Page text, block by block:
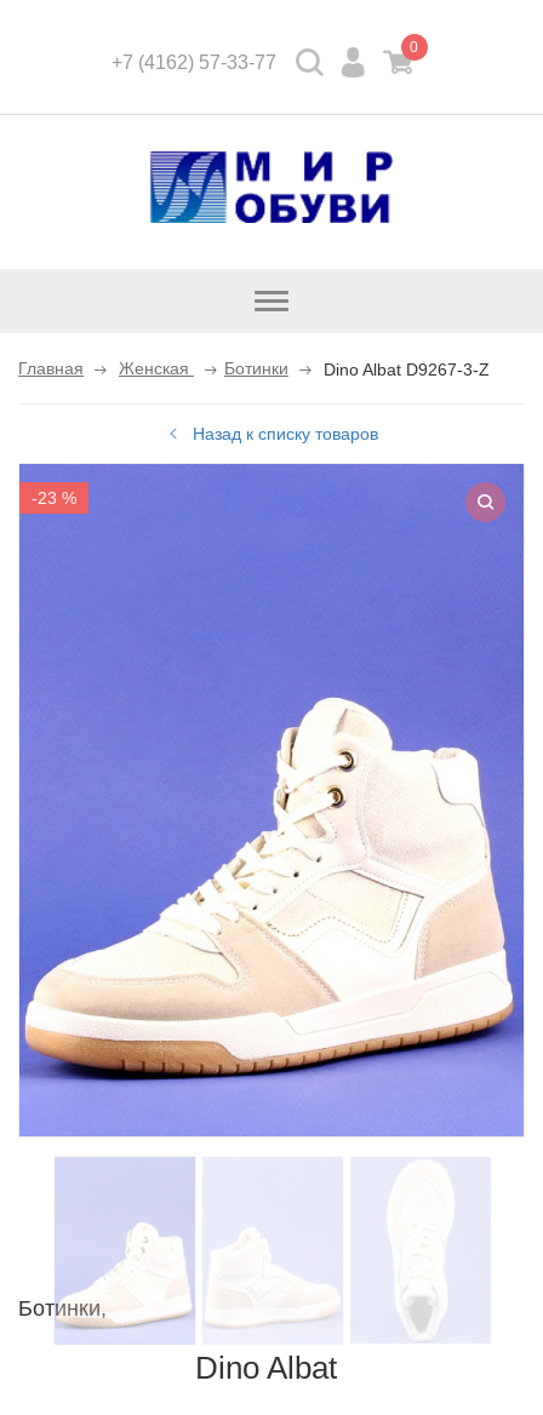
+7 (4162) 57-33-77
0
Открыть
Главная Женская Ботинки Dino Albat D9267-3-Z
Назад к списку товаров
Ботинки,
Dino Albat